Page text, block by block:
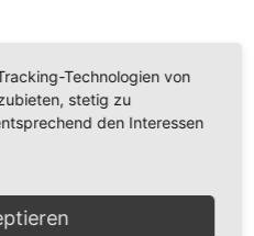
2024
Technologien von
stetig zu
den Interessen